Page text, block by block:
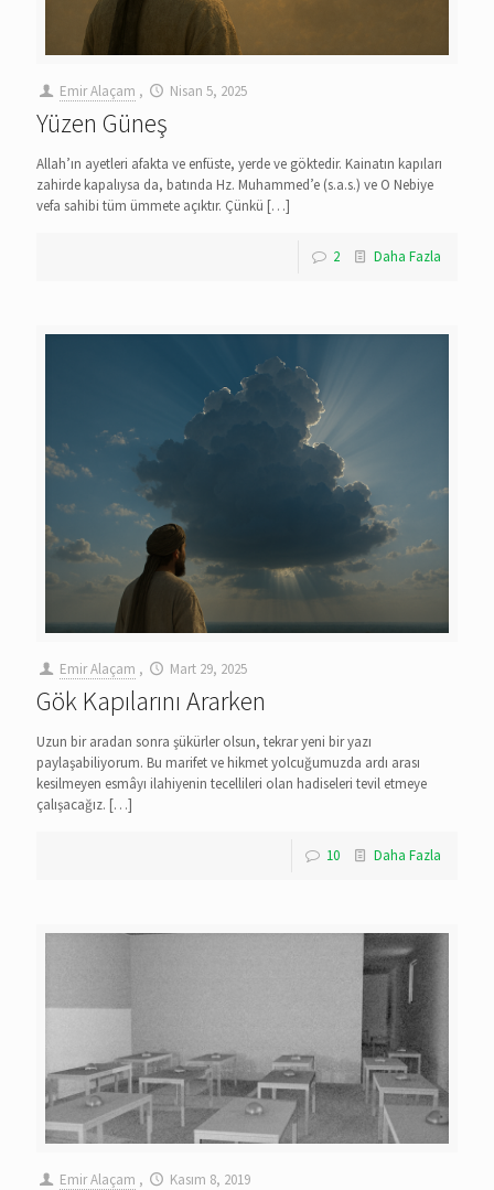
Emir Alaçam , Nisan 5, 2025
Yüzen Güneş
Allah’ın ayetleri afakta ve enfüste, yerde ve göktedir. Kainatın kapıları
zahirde kapalıysa da, batında Hz. Muhammed’e (s.a.s.) ve O Nebiye
vefa sahibi tüm ümmete açıktır. Çünkü […]
2 Daha Fazla
Emir Alaçam , Mart 29, 2025
Gök Kapılarını Ararken
Uzun bir aradan sonra şükürler olsun, tekrar yeni bir yazı
paylaşabiliyorum. Bu marifet ve hikmet yolcuğumuzda ardı arası
kesilmeyen esmâyı ilahiyenin tecellileri olan hadiseleri tevil etmeye
çalışacağız. […]
10 Daha Fazla
Emir Alaçam , Kasım 8, 2019